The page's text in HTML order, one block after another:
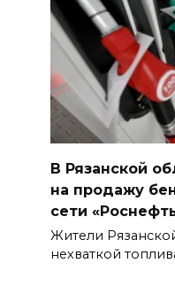
В Рязанской
на продажу
сети
Жители
нехваткой